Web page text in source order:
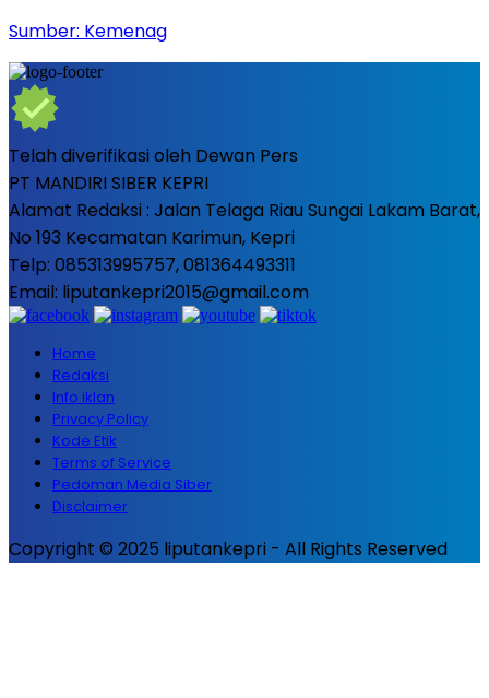
Sumber: Kemenag
Telah diverifikasi oleh Dewan Pers
PT MANDIRI SIBER KEPRI
Alamat Redaksi : Jalan Telaga Riau Sungai Lakam Barat,
No 193 Kecamatan Karimun, Kepri
Telp: 085313995757, 081364493311
Email: liputankepri2015@gmail.com
Home
Redaksi
Info iklan
Privacy Policy
Kode Etik
Terms of Service
Pedoman Media Siber
Disclaimer
Copyright © 2025 liputankepri - All Rights Reserved